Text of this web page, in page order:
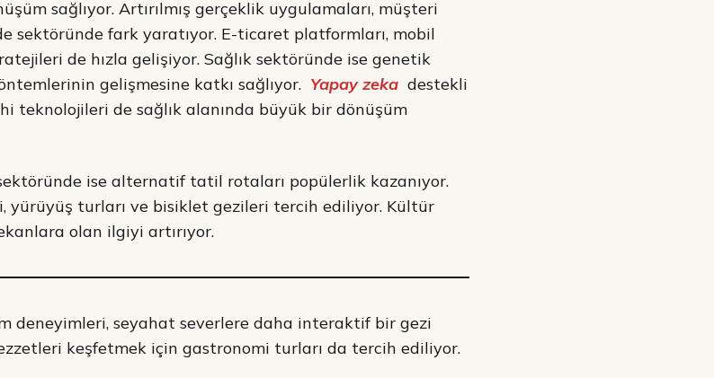
sağlıyor. Artırılmış gerçeklik uygulamaları, müşteri
sektöründe fark yaratıyor. E-ticaret platformları, mobil
de hızla gelişiyor. Sağlık sektöründe ise genetik
gelişmesine katkı sağlıyor. Yapay zeka destekli
teknolojileri de sağlık alanında büyük bir dönüşüm
ise alternatif tatil rotaları popülerlik kazanıyor.
yürüyüş turları ve bisiklet gezileri tercih ediliyor. Kültür
olan ilgiyi artırıyor.
deneyimleri, seyahat severlere daha interaktif bir gezi
keşfetmek için gastronomi turları da tercih ediliyor.